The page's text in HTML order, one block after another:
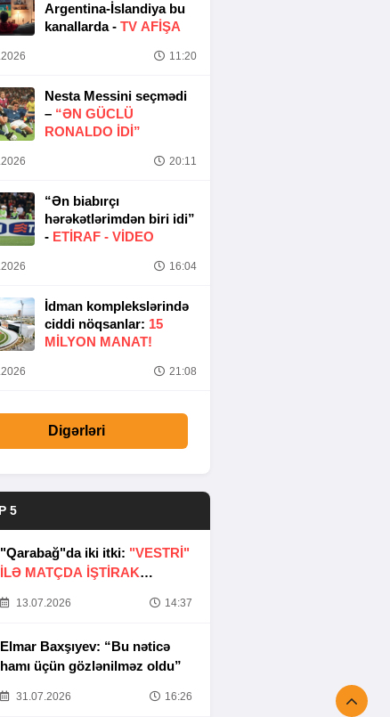
Argentina-İslandiya bu
kanallarda - TV AFİŞA
11:20
Nesta Messini seçmədi
– “ƏN GÜCLÜ
RONALDO IDI”
20:11
“Ən biabırçı
hərəkətlərimdən biri idi”
- ETIRAF - VİDEO
16:04
İdman komplekslərində
ciddi nöqsanlar: 15
MILYON MANAT!
21:08
Digərləri
5
"Qarabağ"da iki itki: "VESTRİ"
İLƏ MATÇDA İŞTİRAK
13.07.2026 14:37
Elmar Baxşıyev: “Bu nəticə
hamı üçün gözlənilməz oldu”
31.07.2026 16:26